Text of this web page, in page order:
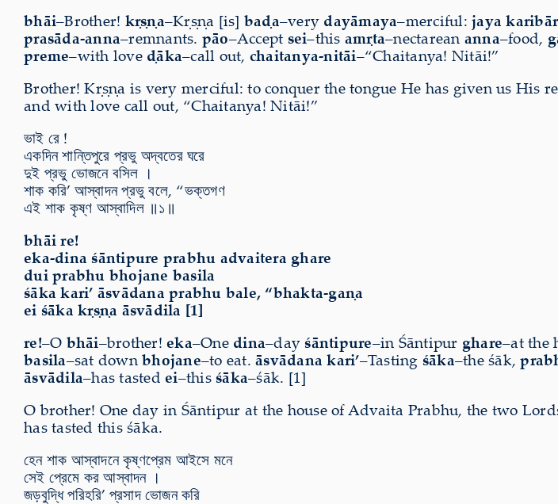
bhāi–Brother! kṛṣṇa–Kṛṣṇa [is] baḍa–very dayāmaya–merciful: jaya
prasāda-anna–remnants. pāo–Accept sei–this amṛta–nectarean anna–food,
preme–with love ḍāka–call out, chaitanya-nitāi–“Chaitanya! Nitāi!”
Brother! Kṛṣṇa is very merciful: to conquer the tongue He has given us His
and with love call out, “Chaitanya! Nitāi!”
ভাই রে !
একদিন শান্তিপুরে প্রভু অদ্বতের ঘরে
দুই প্রভু ভোজনে বসিল ।
শাক করি’ আস্বাদন প্রভু বলে, “ভক্তগণ
এই শাক কৃষ্ণ আস্বাদিল ॥১॥
bhāi re!
eka-dina śāntipure prabhu advaitera ghare
dui prabhu bhojane basila
śāka kari’ āsvādana prabhu bale, “bhakta-gaṇa
ei śāka kṛṣṇa āsvādila [1]
re!–O bhāi–brother! eka–One dina–day śāntipure–in Śāntipur ghare–at the
basila–sat downbhojane–to eat. āsvādana kari’–Tasting śāka–the śāk,
āsvādila–has tasted ei–this śāka–śāk. [1]
O brother! One day in Śāntipur at the house of Advaita Prabhu, the two
has tasted this śāka.
হেন শাক আস্বাদনে কৃষ্ণপ্রেম আইসে মনে
সেই প্রেমে কর আস্বাদন ।
জড়বুদ্ধি পরিহরি’ প্রসাদ ভোজন করি